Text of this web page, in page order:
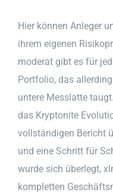
Hier können Anleger
ihrem eigenen
moderat gibt es für
Portfolio, das
untere Messlatte
das Kryptonite
vollständigen Bericht
und eine Schritt für
wurde sich überlegt,
kompletten